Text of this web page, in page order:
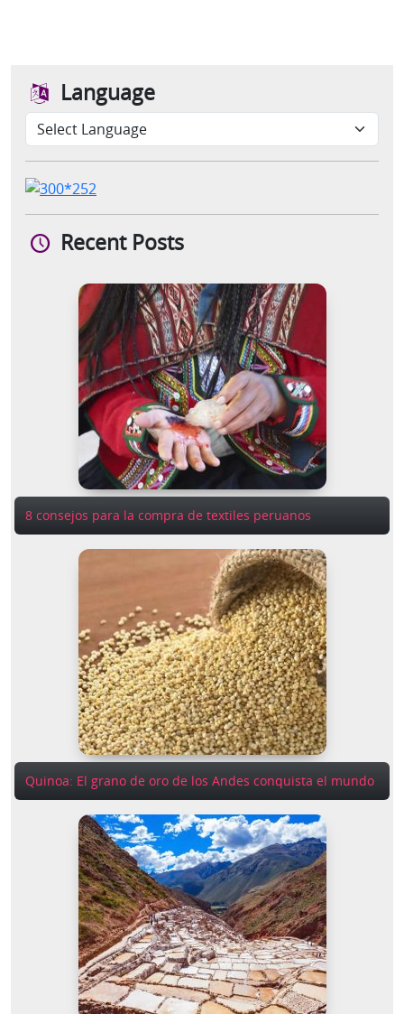
Language
Recent Posts
8 consejos para la compra de textiles peruanos
Quinoa: El grano de oro de los Andes conquista el mundo